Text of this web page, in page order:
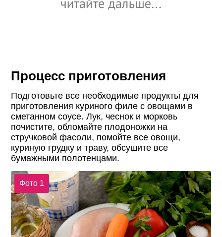
Процесс приготовления
Подготовьте все необходимые продукты для
приготовления куриного филе с овощами в
сметанном соусе. Лук, чеснок и морковь
почистите, обломайте плодоножки на
стручковой фасоли, помойте все овощи,
куриную грудку и траву, обсушите все
бумажными полотенцами.
Фото 1